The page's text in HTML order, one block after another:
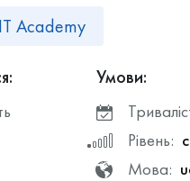
Academy
Умови:
Рівень:
Мова: